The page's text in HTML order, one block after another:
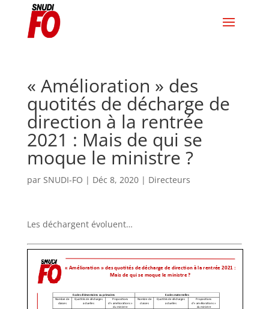
« Amélioration » des
quotités de décharge de
direction à la rentrée
2021 : Mais de qui se
moque le ministre ?
par SNUDI-FO | Déc 8, 2020| Directeurs
Les déchargent évoluent…